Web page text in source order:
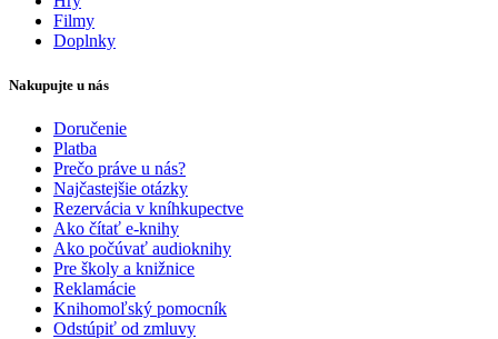
Filmy
Doplnky
Nakupujte u nás
Doručenie
Platba
Prečo práve u nás?
Najčastejšie otázky
Rezervácia v kníhkupectve
Ako čítať e-knihy
Ako počúvať audioknihy
Pre školy a knižnice
Reklamácie
Knihomoľský pomocník
Odstúpiť od zmluvy